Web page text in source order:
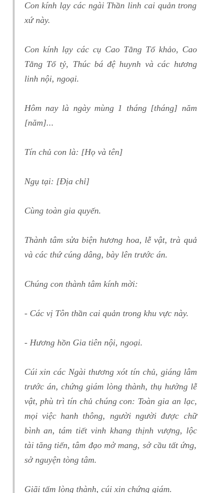
Con kính lạy các ngài Thần linh cai quản trong
xứ này.
Con kính lạy các cụ Cao Tằng Tổ khảo, Cao
Tằng Tổ tỷ, Thúc bá đệ huynh và các hương
linh nội, ngoại.
Hôm nay là ngày mùng 1 tháng [tháng] năm
[năm]...
Tín chủ con là: [Họ và tên]
Ngụ tại: [Địa chỉ]
Cùng toàn gia quyến.
Thành tâm sửa biện hương hoa, lễ vật, trà quả
và các thứ cúng dâng, bày lên trước án.
Chúng con thành tâm kính mời:
- Các vị Tôn thần cai quản trong khu vực này.
- Hương hồn Gia tiên nội, ngoại.
Cúi xin các Ngài thương xót tín chủ, giáng lâm
trước án, chứng giám lòng thành, thụ hưởng lễ
vật, phù trì tín chủ chúng con: Toàn gia an lạc,
mọi việc hanh thông, người người được chữ
bình an, tám tiết vinh khang thịnh vượng, lộc
tài tăng tiến, tâm đạo mở mang, sở cầu tất ứng,
sở nguyện tòng tâm.
Giãi tấm lòng thành, cúi xin chứng giám.